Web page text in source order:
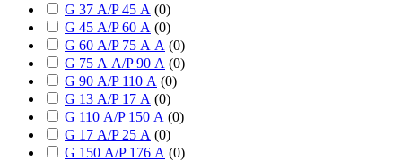
G 37 А/P 45 А (0)
G 45 А/P 60 А (0)
G 60 А/P 75 А А (0)
G 75 А А/P 90 А (0)
G 90 А/P 110 А (0)
G 13 А/P 17 А (0)
G 110 А/P 150 А (0)
G 17 А/P 25 А (0)
G 150 А/P 176 А (0)